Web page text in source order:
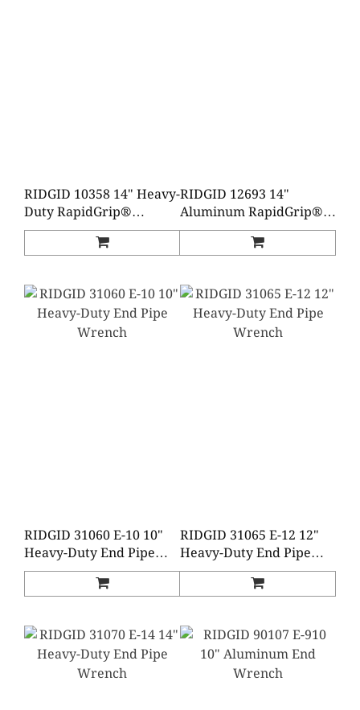
RIDGID 10358 14" Heavy-
Duty RapidGrip®
Wrench
RIDGID 12693 14"
Aluminum RapidGrip®
Wrench
RIDGID 31060 E-10 10"
Heavy-Duty End Pipe
Wrench
RIDGID 31065 E-12 12"
Heavy-Duty End Pipe
Wrench